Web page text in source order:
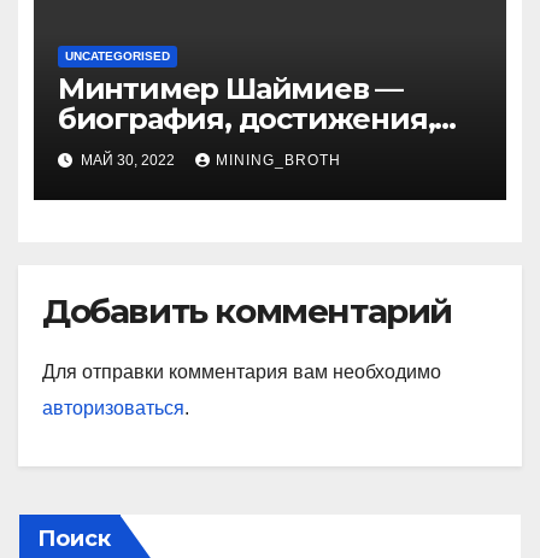
UNCATEGORISED
Минтимер Шаймиев —
биография, достижения,
семья
МАЙ 30, 2022 MINING_BROTH
Добавить комментарий
Для отправки комментария вам необходимо
авторизоваться.
Поиск